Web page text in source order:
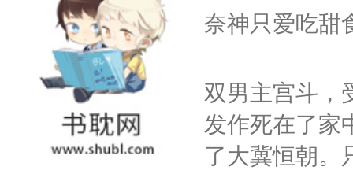
I，他们决定
莲花可不止有
点脑袋，看着
常见问题一：
教科书版：“
奈神只爱吃甜
双男主宫斗，
发作死在了家
了大冀恒朝。